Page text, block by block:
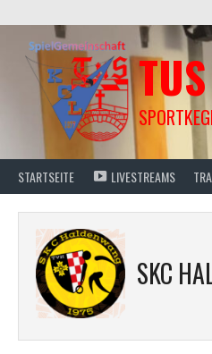
zum
Inhalt
STARTSEITE LIVESTREAMS
SKC